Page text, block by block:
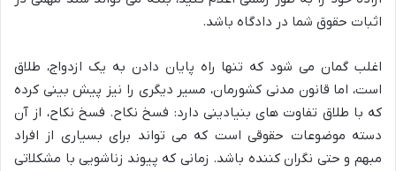
اثبات حقوق شما در دادگاه باشد.
اغلب گمان می شود که تنها راه پایان دادن به یک ازدواج، طلاق
است، اما قانون مدنی کشورمان، مسیر دیگری را نیز پیش بینی کرده
که با طلاق تفاوت های بنیادینی دارد: فسخ نکاح. فسخ نکاح، از آن
دسته موضوعات حقوقی است که می تواند برای بسیاری از افراد
مبهم و حتی نگران کننده باشد. زمانی که پیوند زناشویی با مشکلاتی